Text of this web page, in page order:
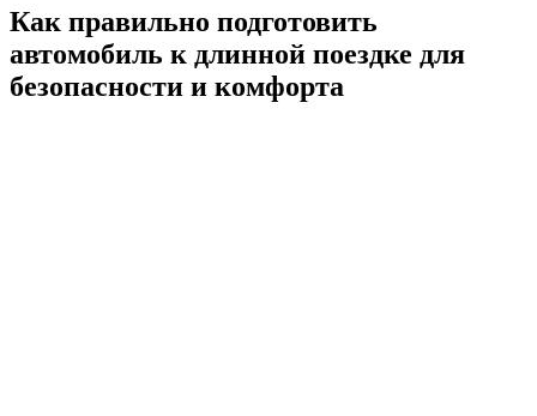
Как правильно подготовить
автомобиль к длинной поездке для
безопасности и комфорта